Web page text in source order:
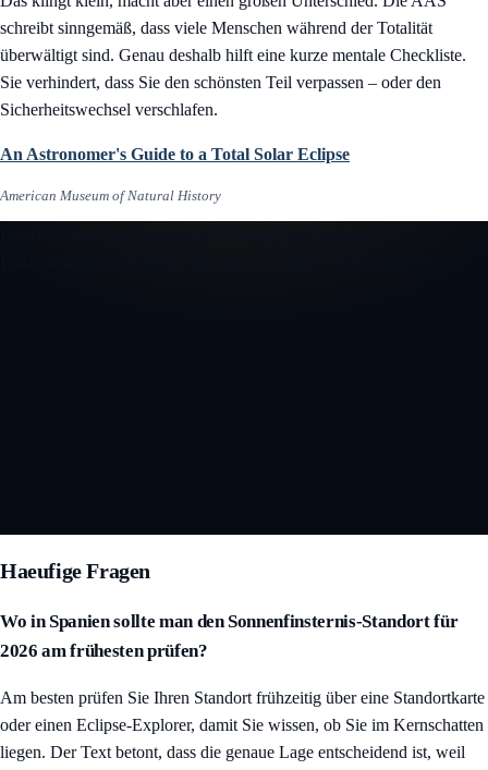
schreibt sinngemäß, dass viele Menschen während der Totalität
überwältigt sind. Genau deshalb hilft eine kurze mentale Checkliste.
Sie verhindert, dass Sie den schönsten Teil verpassen – oder den
Sicherheitswechsel verschlafen.
An Astronomer's Guide to a Total Solar Eclipse
American Museum of Natural History
Haeufige Fragen
Wo in Spanien sollte man den Sonnenfinsternis-Standort für
2026 am frühesten prüfen?
Am besten prüfen Sie Ihren Standort frühzeitig über eine Standortkarte
oder einen Eclipse-Explorer, damit Sie wissen, ob Sie im Kernschatten
liegen. Der Text betont, dass die genaue Lage entscheidend ist, weil